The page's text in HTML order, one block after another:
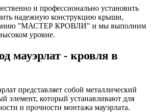
и профессионально установить
надежную конструкцию крыши,
"МАСТЕР КРОВЛИ" и мы выполним
уровне.
мауэрлат - кровля в
представляет собой металлический
элемент, который устанавливают для
и прочности монтажа мауэрлата.